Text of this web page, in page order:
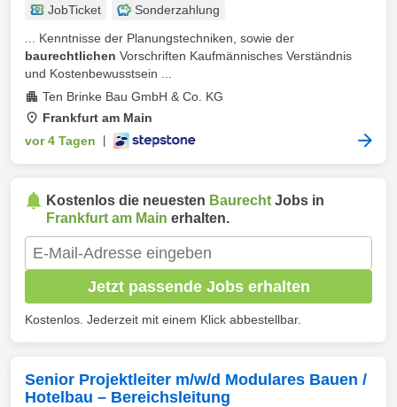
JobTicket
Sonderzahlung
... Kenntnisse der Planungstechniken, sowie der
baurechtlichen Vorschriften Kaufmännisches Verständnis
und Kostenbewusstsein ...
Ten Brinke Bau GmbH & Co. KG
Frankfurt am Main
vor 4 Tagen
Kostenlos die neuesten Baurecht Jobs in
Frankfurt am Main erhalten.
Jetzt passende Jobs erhalten
Kostenlos. Jederzeit mit einem Klick abbestellbar.
Senior Projektleiter m/w/d Modulares Bauen /
Hotelbau – Bereichsleitung